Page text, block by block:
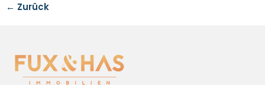
← Zurück